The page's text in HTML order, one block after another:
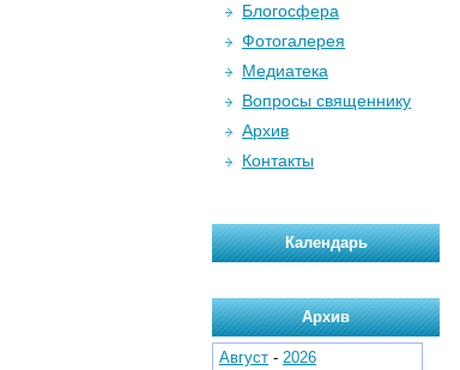
Блогосфера
Фотогалерея
Медиатека
Вопросы священнику
Архив
Контакты
Календарь
Архив
Август - 2026